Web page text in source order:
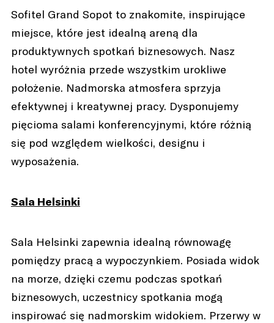
Sofitel Grand Sopot to znakomite, inspirujące
miejsce, które jest idealną areną dla
produktywnych spotkań biznesowych. Nasz
hotel wyróżnia przede wszystkim urokliwe
położenie. Nadmorska atmosfera sprzyja
efektywnej i kreatywnej pracy. Dysponujemy
pięcioma salami konferencyjnymi, które różnią
się pod względem wielkości, designu i
wyposażenia.
Sala Helsinki
Sala Helsinki zapewnia idealną równowagę
pomiędzy pracą a wypoczynkiem. Posiada widok
na morze, dzięki czemu podczas spotkań
biznesowych, uczestnicy spotkania mogą
inspirować się nadmorskim widokiem. Przerwy w